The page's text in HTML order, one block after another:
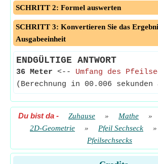
SCHRITT 2: Formel auswerten
SCHRITT 3: Konvertieren Sie das
Ausgabeeinheit
ENDGÜLTIGE ANTWORT
36 Meter <-- Umfang des
(Berechnung in 00.006 sekunden
Du bist da - Zuhause » Mathe »
2D-Geometrie
» Pfeil Sechseck »
Pfeilsechsecks